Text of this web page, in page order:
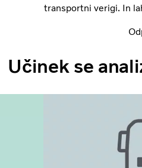
transportni verigi. In
Učinek se